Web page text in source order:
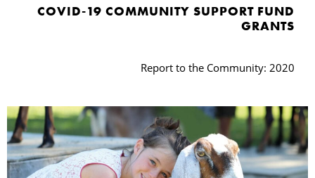
COVID-19 COMMUNITY SUPPORT FUND
GRANTS
Report to the Community: 2020